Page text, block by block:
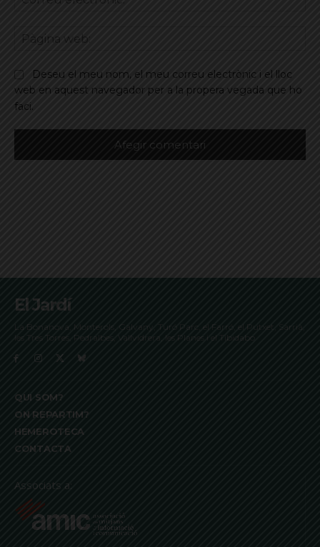
Deseu el meu nom, el meu correu electrònic i el lloc
web en aquest navegador per a la propera vegada que ho
faci.
El Jardí
La Bonanova, Monterols, Galvany, Turó Parc, el Farró, el Putxet, Sarrià,
les Tres Torres, Pedralbes, Vallvidrera, les Planes i el Tibidabo
QUI SOM?
ON REPARTIM?
HEMEROTECA
CONTACTA
Associats a: